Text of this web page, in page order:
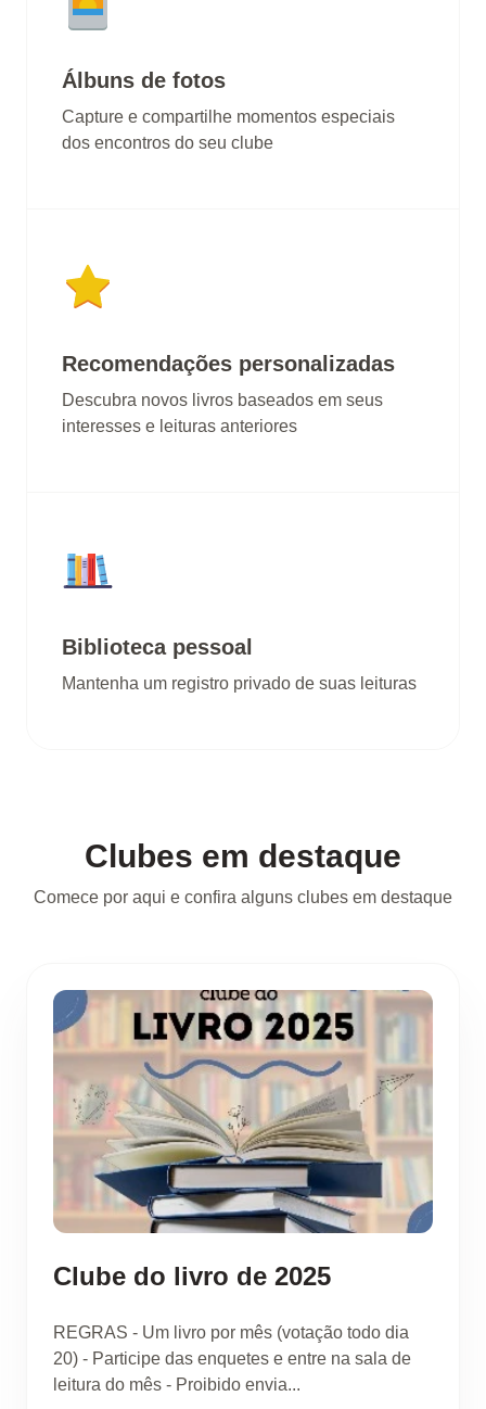
Álbuns de fotos
Capture e compartilhe momentos especiais
dos encontros do seu clube
Recomendações personalizadas
Descubra novos livros baseados em seus
interesses e leituras anteriores
Biblioteca pessoal
Mantenha um registro privado de suas leituras
Clubes em destaque
Comece por aqui e confira alguns clubes em destaque
Clube do livro de 2025
REGRAS - Um livro por mês (votação todo dia
20) - Participe das enquetes e entre na sala de
leitura do mês - Proibido envia...